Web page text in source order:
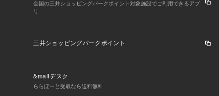
全国の三井ショッピングパークポイント対象施設でご利用できるアプ
リ
三井ショッピングパークポイント
&mallデスク
ららぽーと受取なら送料無料